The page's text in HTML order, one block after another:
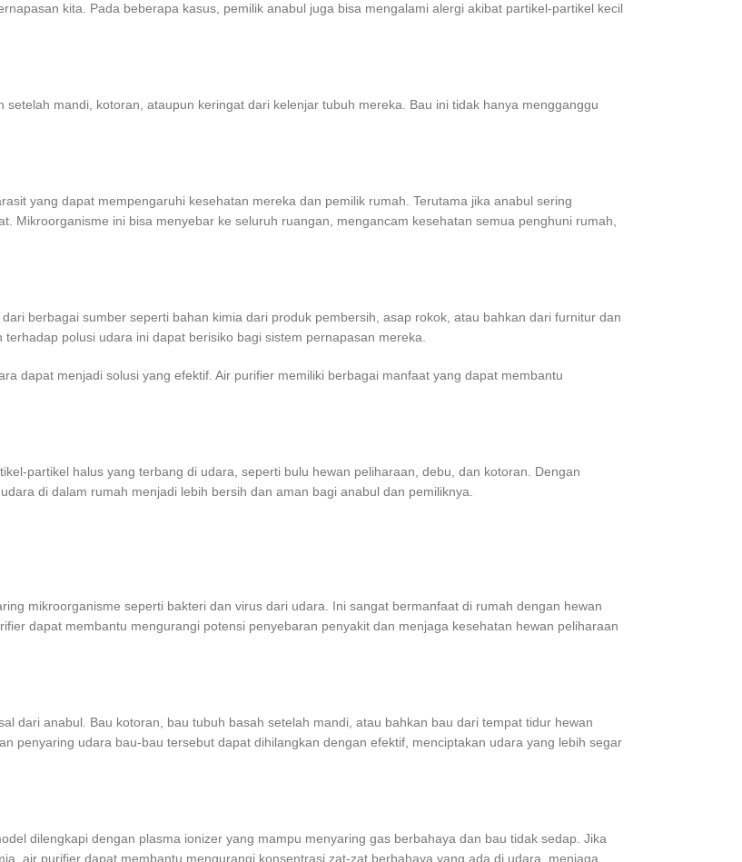
kita. Pada beberapa kasus, pemilik anabul juga bisa mengalami alergi akibat partikel-partikel kecil
mandi, kotoran, ataupun keringat dari kelenjar tubuh mereka. Bau ini tidak hanya mengganggu
yang dapat mempengaruhi kesehatan mereka dan pemilik rumah. Terutama jika anabul sering
Mikroorganisme ini bisa menyebar ke seluruh ruangan, mengancam kesehatan semua penghuni rumah,
berbagai sumber seperti bahan kimia dari produk pembersih, asap rokok, atau bahkan dari furnitur dan
polusi udara ini dapat berisiko bagi sistem pernapasan mereka.
dapat menjadi solusi yang efektif. Air purifier memiliki berbagai manfaat yang dapat membantu
partikel halus yang terbang di udara, seperti bulu hewan peliharaan, debu, dan kotoran. Dengan
di dalam rumah menjadi lebih bersih dan aman bagi anabul dan pemiliknya.
mikroorganisme seperti bakteri dan virus dari udara. Ini sangat bermanfaat di rumah dengan hewan
dapat membantu mengurangi potensi penyebaran penyakit dan menjaga kesehatan hewan peliharaan
dari anabul. Bau kotoran, bau tubuh basah setelah mandi, atau bahkan bau dari tempat tidur hewan
penyaring udara bau-bau tersebut dapat dihilangkan dengan efektif, menciptakan udara yang lebih segar
dilengkapi dengan plasma ionizer yang mampu menyaring gas berbahaya dan bau tidak sedap. Jika
air purifier dapat membantu mengurangi konsentrasi zat-zat berbahaya yang ada di udara, menjaga